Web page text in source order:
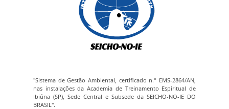
"Sistema de Gestão Ambiental, certificado n.° EMS-2864/AN,
nas instalações da Academia de Treinamento Espiritual de
Ibiúna (SP), Sede Central e Subsede da SEICHO-NO-IE DO
BRASIL".